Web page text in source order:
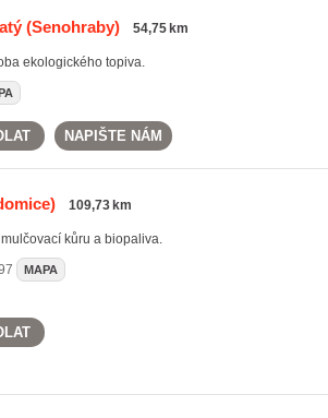
(Senohraby) 54,75 km
ekologického topiva.
NAPIŠTE NÁM
109,73 km
kůru a biopaliva.
MAPA